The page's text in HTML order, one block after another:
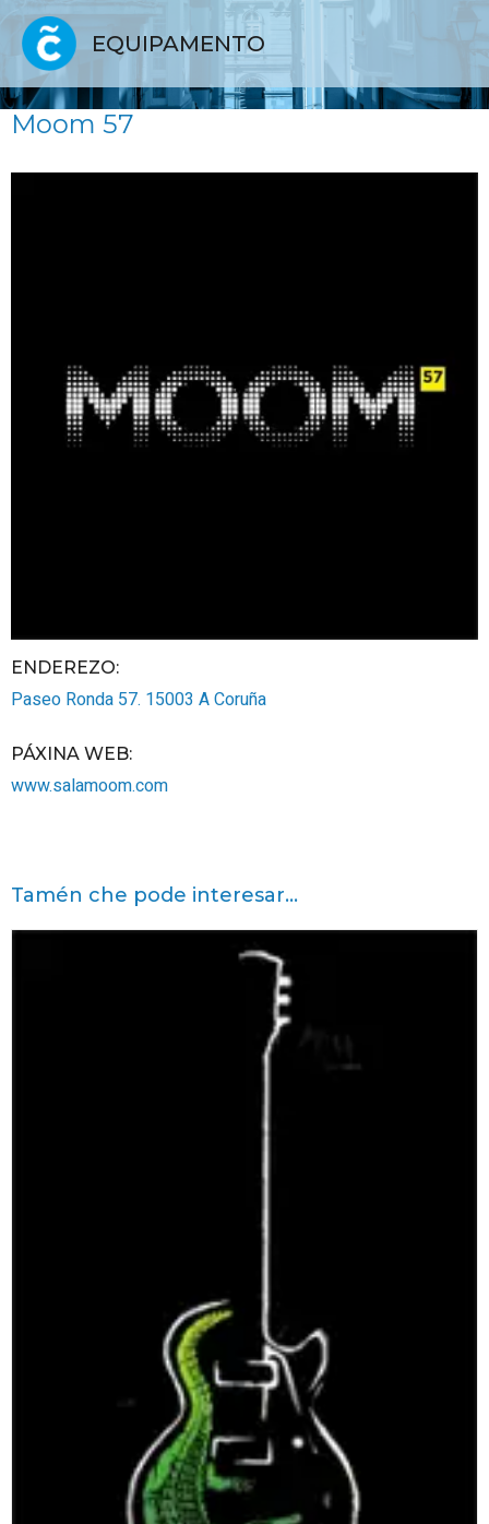
EQUIPAMENTO
Moom 57
ENDEREZO:
Paseo Ronda 57. 15003 A Coruña
PÁXINA WEB:
www.salamoom.com
Tamén che pode interesar...